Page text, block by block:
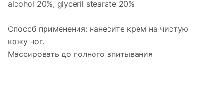
alcohol 20%, glyceril stearate 20%
Способ применения: нанесите крем на чистую
кожу ног.
Массировать до полного впитывания